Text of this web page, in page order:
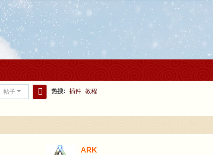
帖子 热搜: 插件 教程
ARK